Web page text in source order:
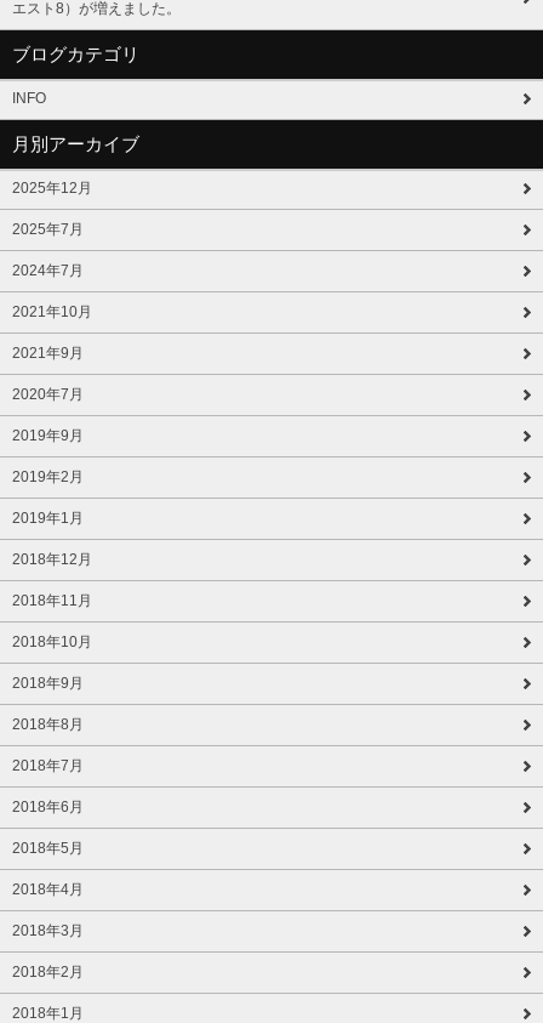
エスト8）が増えました。
ブログカテゴリ
INFO
月別アーカイブ
2025年12月
2025年7月
2024年7月
2021年10月
2021年9月
2020年7月
2019年9月
2019年2月
2019年1月
2018年12月
2018年11月
2018年10月
2018年9月
2018年8月
2018年7月
2018年6月
2018年5月
2018年4月
2018年3月
2018年2月
2018年1月